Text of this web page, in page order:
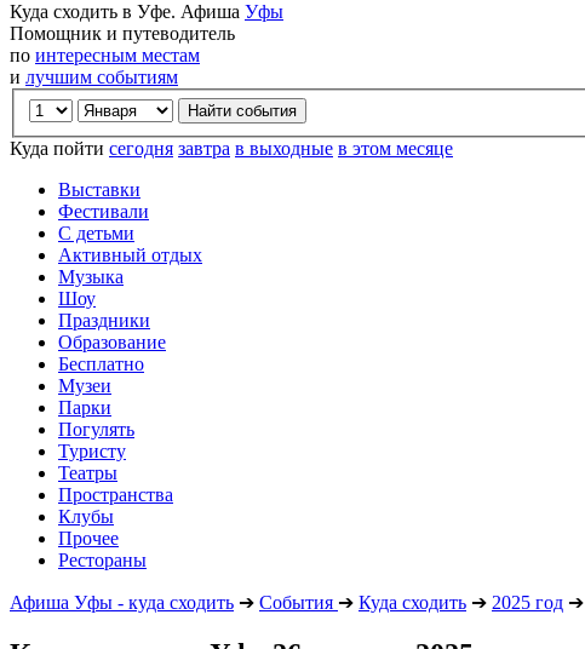
Куда сходить в Уфе. Афиша Уфы
Помощник и путеводитель
по интересным местам
и лучшим событиям
Куда пойти сегодня завтра в выходные в этом месяце
Выставки
Фестивали
С детьми
Активный отдых
Музыка
Шоу
Праздники
Образование
Бесплатно
Музеи
Парки
Погулять
Туристу
Театры
Пространства
Клубы
Прочее
Рестораны
Афиша Уфы - куда сходить ➔ События ➔ Куда сходить ➔ 2025 год ➔